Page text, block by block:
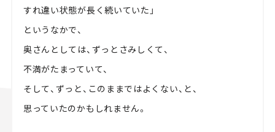
すれ違い状態が長く続いていた」
というなかで、
奥さんとしては、ずっとさみしくて、
不満がたまっていて、
そして、ずっと、このままではよくない、と、
思っていたのかもしれません。